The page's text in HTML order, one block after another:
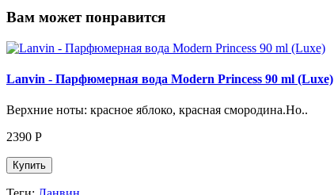
Вам может понравится
Lanvin - Парфюмерная вода Modern Princess 90 ml (Luxe)
Верхние ноты: красное яблоко, красная смородина.Но..
2390 Р
Купить